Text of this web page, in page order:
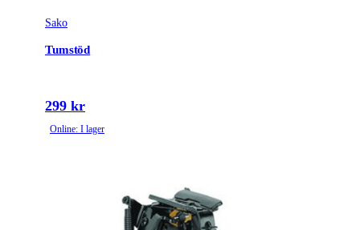
Sako
Tumstöd
299 kr
Online: I lager